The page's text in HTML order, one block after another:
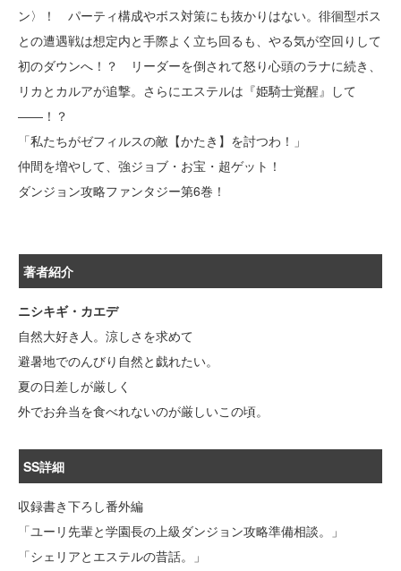
ン〉！ パーティ構成やボス対策にも抜かりはない。徘徊型ボス
との遭遇戦は想定内と手際よく立ち回るも、やる気が空回りして
初のダウンへ！？ リーダーを倒されて怒り心頭のラナに続き、
リカとカルアが追撃。さらにエステルは『姫騎士覚醒』して
――！？
「私たちがゼフィルスの敵【かたき】を討つわ！」
仲間を増やして、強ジョブ・お宝・超ゲット！
ダンジョン攻略ファンタジー第6巻！
著者紹介
ニシキギ・カエデ
自然大好き人。涼しさを求めて
避暑地でのんびり自然と戯れたい。
夏の日差しが厳しく
外でお弁当を食べれないのが厳しいこの頃。
SS詳細
収録書き下ろし番外編
「ユーリ先輩と学園長の上級ダンジョン攻略準備相談。」
「シェリアとエステルの昔話。」